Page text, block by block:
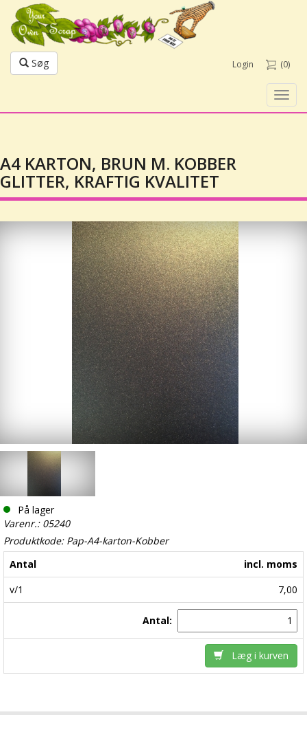
Søg Login (0)
A4 KARTON, BRUN M. KOBBER
GLITTER, KRAFTIG KVALITET
På lager
Varenr.: 05240
Produktkode: Pap-A4-karton-Kobber
Antal
incl. moms
v/1
7,00
Antal:
Læg i kurven